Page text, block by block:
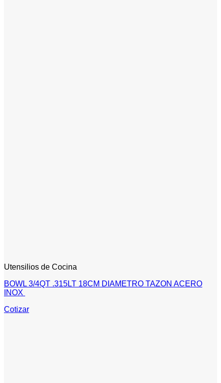
Utensilios de Cocina
BOWL 3/4QT .315LT 18CM DIAMETRO TAZON ACERO
INOX
Cotizar